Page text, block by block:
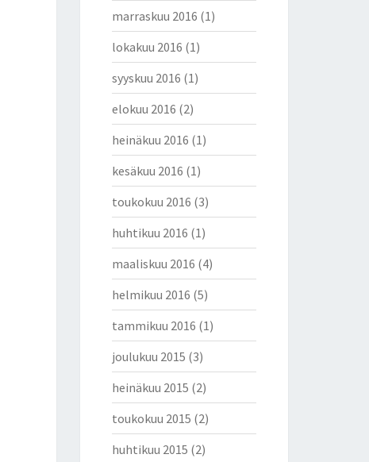
marraskuu 2016 (1)
lokakuu 2016 (1)
syyskuu 2016 (1)
elokuu 2016 (2)
heinäkuu 2016 (1)
kesäkuu 2016 (1)
toukokuu 2016 (3)
huhtikuu 2016 (1)
maaliskuu 2016 (4)
helmikuu 2016 (5)
tammikuu 2016 (1)
joulukuu 2015 (3)
heinäkuu 2015 (2)
toukokuu 2015 (2)
huhtikuu 2015 (2)